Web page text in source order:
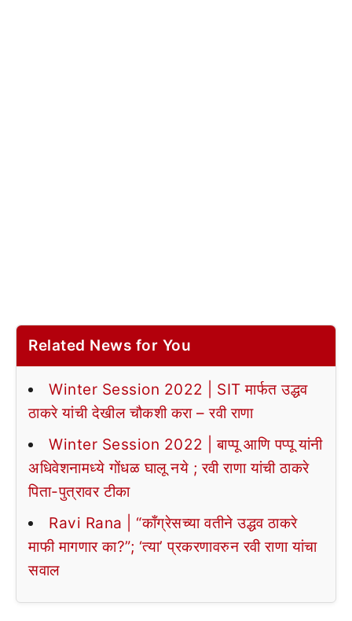
Related News for You
Winter Session 2022 | SIT मार्फत उद्धव
ठाकरे यांची देखील चौकशी करा – रवी राणा
Winter Session 2022 | बाप्पू आणि पप्पू यांनी
अधिवेशनामध्ये गोंधळ घालू नये ; रवी राणा यांची ठाकरे
पिता-पुत्रावर टीका
Ravi Rana | “काँग्रेसच्या वतीने उद्धव ठाकरे
माफी मागणार का?”; ‘त्या’ प्रकरणावरुन रवी राणा यांचा
सवाल